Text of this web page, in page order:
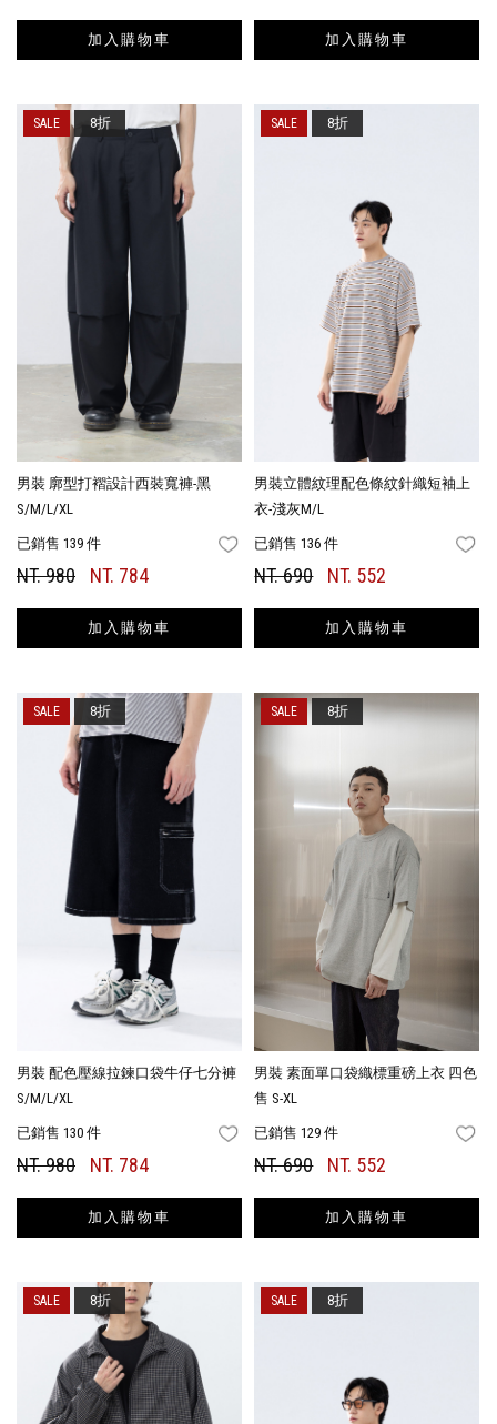
加入購物車 加入購物車
男裝 廓型打褶設計西裝寬褲-黑
S/M/L/XL
已銷售 139 件 FAVORITES
NT. 980 NT. 784
加入購物車
8折
男裝立體紋理配色條紋針織短袖上
衣-淺灰M/L
已銷售 136 件
NT. 690 NT. 552
加入購物車
8折
男裝 配色壓線拉鍊口袋牛仔七分褲
S/M/L/XL
已銷售 130 件 FAVORITES
NT. 980 NT. 784
加入購物車
8折
男裝 素面單口袋織標重磅上衣 四色
售 S-XL
已銷售 129 件
NT. 690 NT. 552
加入購物車
8折
8折 8折